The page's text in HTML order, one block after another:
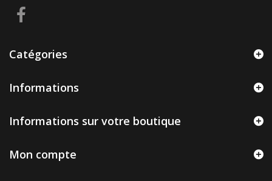
Catégories
Informations
Informations sur votre boutique
Mon compte